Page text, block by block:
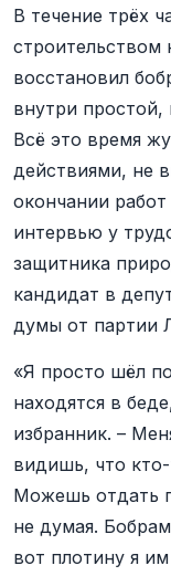
В течение трёх
строительством
восстановил
внутри
Всё это время
действиями, не
окончании
интервью у
защитника
кандидат в
думы от партии
«Я просто шёл
находятся в
избранник. –
видишь, что
Можешь отдать
не думая.
вот плотину я